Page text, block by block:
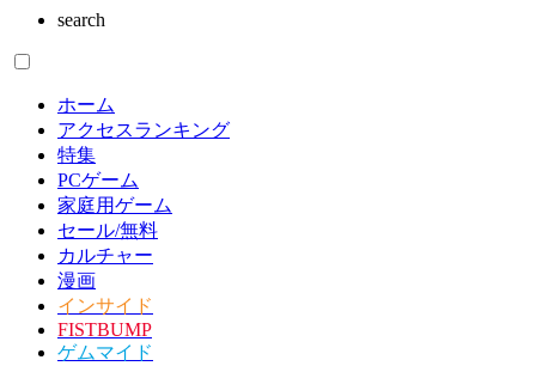
search
ホーム
アクセスランキング
特集
PCゲーム
家庭用ゲーム
セール/無料
カルチャー
漫画
インサイド
FISTBUMP
ゲムマイド